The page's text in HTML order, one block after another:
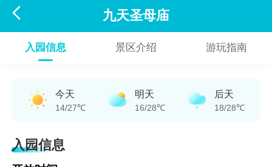
 九天圣母庙
入园信息 景区介绍 游玩指南
今天
14/27℃
明天
16/28℃
后天
18/28℃
入园信息